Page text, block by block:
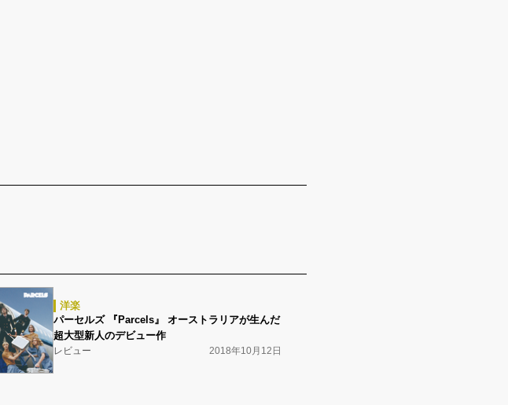
洋楽
パーセルズ 『Parcels』 オーストラリアが生んだ
超大型新人のデビュー作
レビュー 2018年10月12日